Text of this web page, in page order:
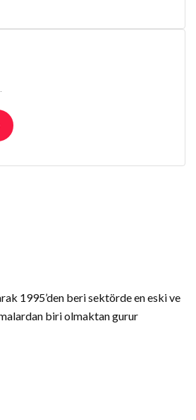
1995’den beri sektörde en eski ve
biri olmaktan gurur